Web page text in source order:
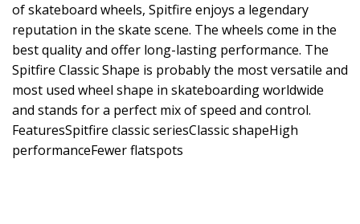
of skateboard wheels, Spitfire enjoys a legendary
reputation in the skate scene. The wheels come in the
best quality and offer long-lasting performance. The
Spitfire Classic Shape is probably the most versatile and
most used wheel shape in skateboarding worldwide
and stands for a perfect mix of speed and control.
FeaturesSpitfire classic seriesClassic shapeHigh
performanceFewer flatspots